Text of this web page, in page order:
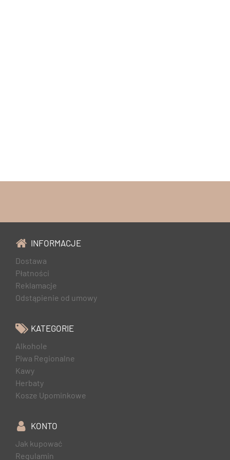
INFORMACJE
Dostawa
Płatności
Reklamacje
Odstąpienie od umowy
KATEGORIE
Alkohole
Piwa Regionalne
Kawy
Herbaty
Kosze Upominkowe
KONTO
Jak kupować
Regulamin